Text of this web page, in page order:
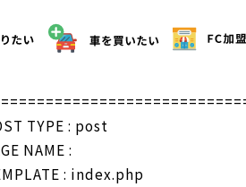
TYPE : post
NAME :
: index.php